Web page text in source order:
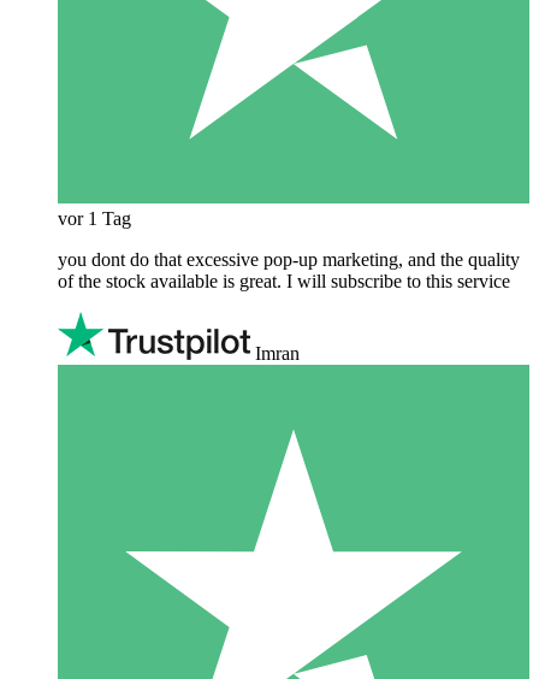
vor 1 Tag
you dont do that excessive pop-up marketing, and the quality
of the stock available is great. I will subscribe to this service
Imran